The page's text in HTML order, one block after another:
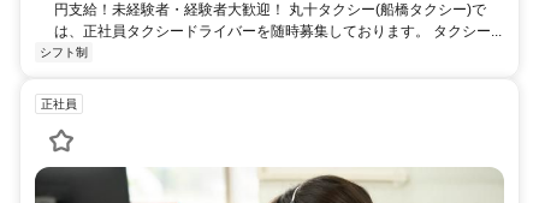
円支給！未経験者・経験者大歓迎！ 丸十タクシー(船橋タクシー)で
は、正社員タクシードライバーを随時募集しております。 タクシー...
シフト制
正社員